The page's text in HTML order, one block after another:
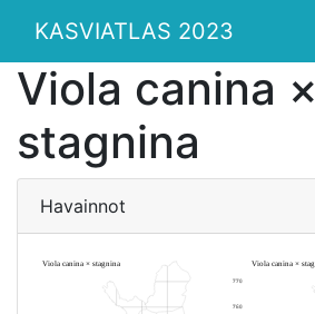
KASVIATLAS 2023
Viola canina ×
stagnina
Havainnot